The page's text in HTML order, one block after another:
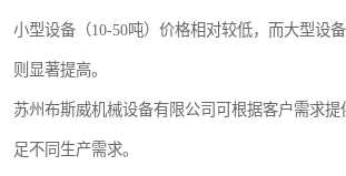
小型设备（10-50吨）价格相对较低，而大型设
则显著提高。
苏州布斯威机械设备有限公司可根据客户需求
足不同生产需求。